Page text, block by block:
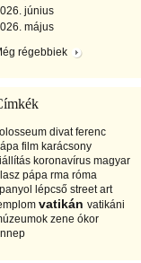
június
május
régebbiek
divat ferenc
film karácsony
koronavírus magyar
pápa rma róma
lépcső street art
vatikán vatikáni
zene ókor